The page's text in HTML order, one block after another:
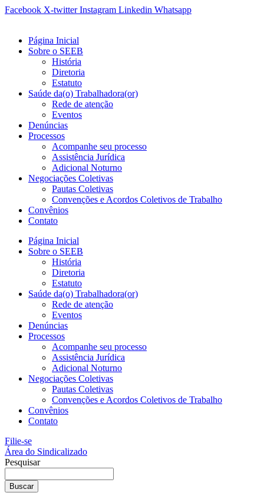
Ir
conteúdo
Facebook X-twitter Instagram Linkedin Whatsapp
Página Inicial
Sobre o SEEB
História
Diretoria
Estatuto
Saúde da(o) Trabalhadora(or)
Rede de atenção
Eventos
Denúncias
Processos
Acompanhe seu processo
Assistência Jurídica
Adicional Noturno
Negociações Coletivas
Pautas Coletivas
Convenções e Acordos Coletivos de Trabalho
Convênios
Contato
Página Inicial
Sobre o SEEB
História
Diretoria
Estatuto
Saúde da(o) Trabalhadora(or)
Rede de atenção
Eventos
Denúncias
Processos
Acompanhe seu processo
Assistência Jurídica
Adicional Noturno
Negociações Coletivas
Pautas Coletivas
Convenções e Acordos Coletivos de Trabalho
Convênios
Contato
Filie-se
Área do Sindicalizado
Pesquisar
Buscar